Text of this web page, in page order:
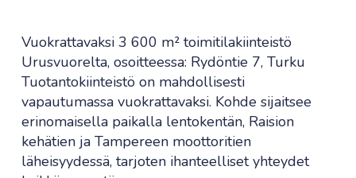
Vuokrattavaksi 3 600 m² toimitilakiinteistö
Urusvuorelta, osoitteessa: Rydöntie 7, Turku
Tuotantokiinteistö on mahdollisesti
vapautumassa vuokrattavaksi. Kohde sijaitsee
erinomaisella paikalla lentokentän, Raision
kehätien ja Tampereen moottoritien
läheisyydessä, tarjoten ihanteelliset yhteydet